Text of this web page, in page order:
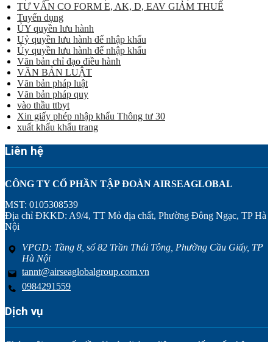
TƯ VẤN CO FORM E, AK, D, EAV GIẢM THUẾ
Tuyển dụng
ỦY quyền lưu hành
Uỷ quyền lưu hành để nhập khẩu
Ủy quyền lưu hành để nhập khẩu
Văn bản chỉ đạo điều hành
VĂN BẢN LUẬT
Văn bản pháp luật
Văn bản pháp quy
vào thầu ttbyt
Xin giấy phép nhập khẩu Thông tư 30
xuất khẩu khẩu trang
Liên hệ
CÔNG TY CỔ PHẦN TẬP ĐOÀN AIRSEAGLOBAL
MST: 0105308539
Địa chỉ ĐKKD: A9/4, TT Mỏ địa chất, Phường Đông Ngạc, TP Hà
Nội
VPGD: Tầng 8, số 82 Trần Thái Tông, Phường Cầu Giấy, TP
Hà Nội
tannt@airseaglobalgroup.com.vn
0984291559
Dịch vụ